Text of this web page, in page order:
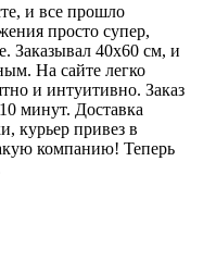
и все прошло
просто супер,
Заказывал 40х60 см, и
На сайте легко
и интуитивно. Заказ
минут. Доставка
курьер привез в
компанию! Теперь